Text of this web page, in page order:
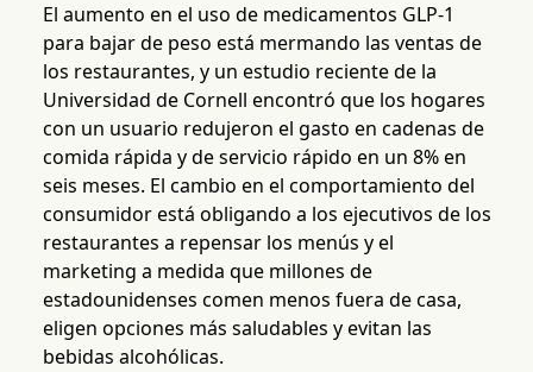
El aumento en el uso de medicamentos GLP-1
para bajar de peso está mermando las ventas de
los restaurantes, y un estudio reciente de la
Universidad de Cornell encontró que los hogares
con un usuario redujeron el gasto en cadenas de
comida rápida y de servicio rápido en un 8% en
seis meses. El cambio en el comportamiento del
consumidor está obligando a los ejecutivos de los
restaurantes a repensar los menús y el
marketing a medida que millones de
estadounidenses comen menos fuera de casa,
eligen opciones más saludables y evitan las
bebidas alcohólicas.